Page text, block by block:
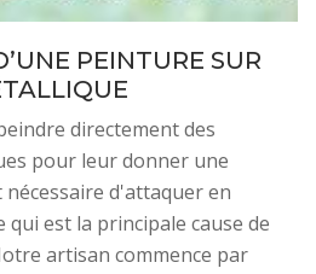
PEINTURE SUR
directement des
pour leur donner une
d'attaquer en
est la principale cause de
artisan commence par